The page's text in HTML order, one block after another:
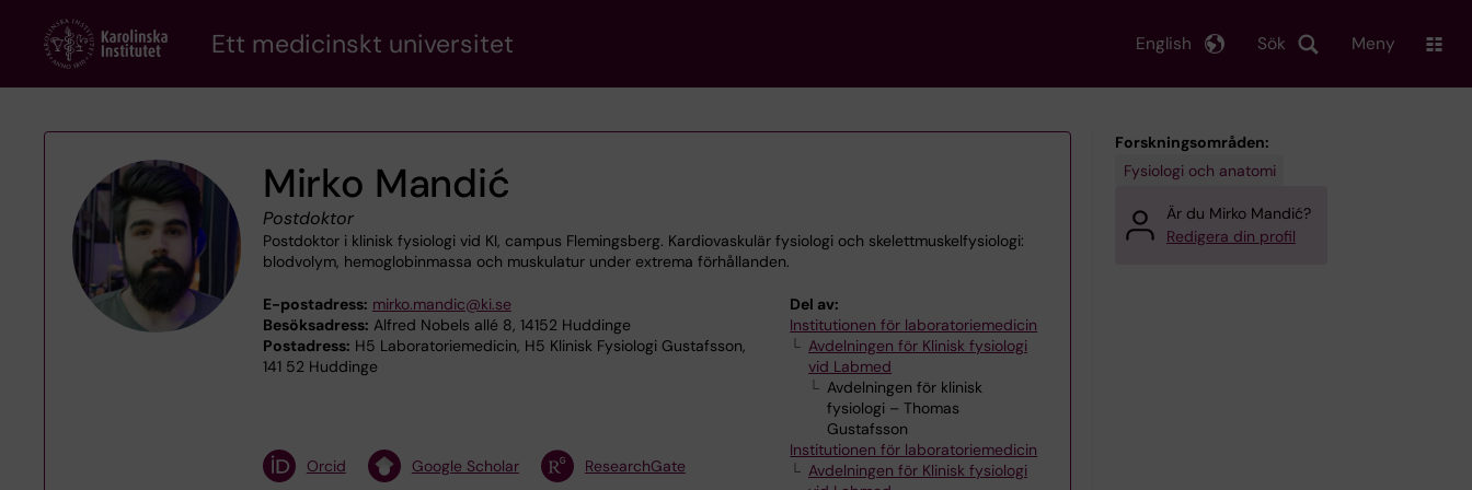
content
Ett medicinskt universitet Sök
English Meny
Mirko Mandić
Postdoktor
Postdoktor i klinisk fysiologi vid KI, campus Flemingsberg. Kardiovaskulär fysiologi och skelettmuskelfysiologi:
blodvolym, hemoglobinmassa och muskulatur under extrema förhållanden.
E-postadress: mirko.mandic@ki.se
Besöksadress: Alfred Nobels allé 8, 14152 Huddinge
Postadress: H5 Laboratoriemedicin, H5 Klinisk Fysiologi Gustafsson,
141 52 Huddinge
Del av:
Institutionen för laboratoriemedicin
Avdelningen för Klinisk fysiologi
vid Labmed
Avdelningen för klinisk
fysiologi – Thomas
Gustafsson
Institutionen för laboratoriemedicin
Avdelningen för Klinisk fysiologi
Orcid Google Scholar ResearchGate
Forskningsområden:
Fysiologi och anatomi
Är du Mirko Mandić?
Redigera din profil